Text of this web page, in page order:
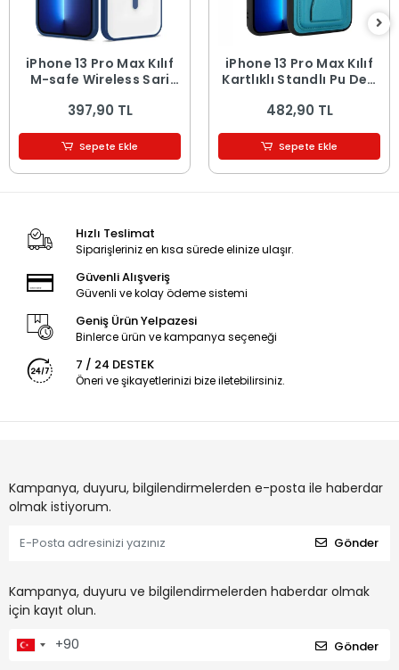
iPhone 13 Pro Max Kılıf
M-safe Wireless Şarj
Kapak
397,90 TL
Sepete Ekle
iPhone 13 Pro Max Kılıf
Kartlıklı Standlı ​Pu Deri
482,90 TL
Sepete Ekle
Hızlı Teslimat
Siparişleriniz en kısa sürede elinize ulaşır.
Güvenli Alışveriş
Güvenli ve kolay ödeme sistemi
Geniş Ürün Yelpazesi
Binlerce ürün ve kampanya seçeneği
7 / 24 DESTEK
Öneri ve şikayetlerinizi bize iletebilirsiniz.
Kampanya, duyuru, bilgilendirmelerden e-posta ile haberdar
olmak istiyorum.
Gönder
Kampanya, duyuru ve bilgilendirmelerden haberdar olmak
için kayıt olun.
Gönder